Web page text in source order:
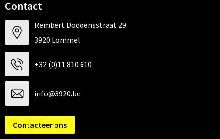
Contact
Rembert Dodoensstraat 29
3920 Lommel
+32 (0)11 810 610
info@3920.be
Contacteer ons